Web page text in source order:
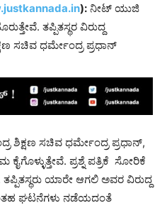
): ನೀಟ್ ಯುಜಿ
ತಪ್ಪಿತಸ್ಥರ ವಿರುದ್ದ
ಸಚಿವ ಧರ್ಮೇಂದ್ರ ಪ್ರಧಾನ್
ಶಿಕ್ಷಣ ಸಚಿವ ಧರ್ಮೇಂದ್ರ ಪ್ರಧಾನ್,
ಪ್ರಶ್ನೆ ಪತ್ರಿಕೆ ಸೋರಿಕೆ
ಯಾರೇ ಆಗಲಿ ಅವರ ವಿರುದ್ದ
ಇಂತಹ ಘಟನೆಗಳು ನಡೆಯದಂತೆ